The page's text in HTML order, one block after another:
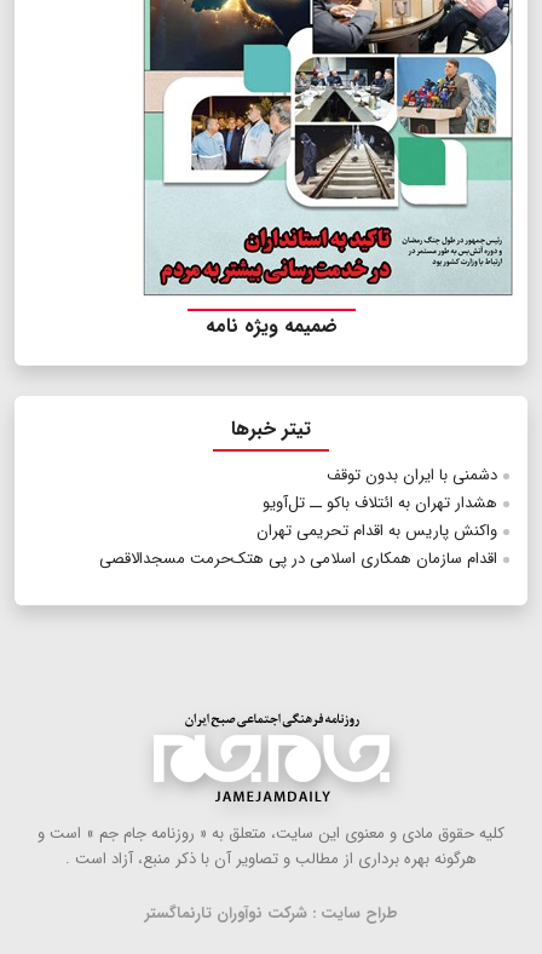
ضمیمه ویژه نامه
تیتر خبرها
دشمنی با ایران بدون توقف
هشدار تهران به ائتلاف باکو ــ تل‌آویو
واکنش پاریس به اقدام تحریمی تهران
اقدام سازمان همکاری اسلامی در پی هتک‌حرمت مسجدالاقصی
كلیه حقوق مادی و معنوی این سایت، متعلق به « روزنامه جام جم » است و
هرگونه بهره ‌برداری از مطالب و تصاویر آن با ذكر منبع، آزاد است .
طراح سایت : شرکت نوآوران تارنماگستر